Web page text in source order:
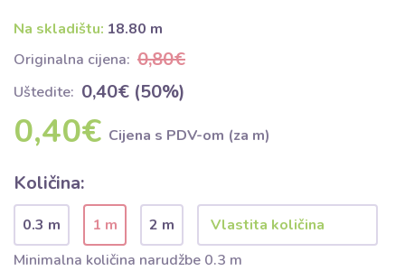
Na skladištu: 18.80 m
Originalna cijena: 0,80€
Uštedite: 0,40€ (50%)
0,40€ Cijena s PDV-om (za m)
Količina:
0.3 m 1 m
2 m
Minimalna količina narudžbe 0.3 m